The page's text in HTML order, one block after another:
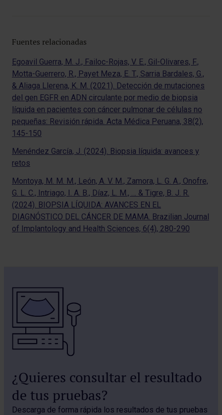
Fuentes relacionadas
Egoavil Guerra, M. J., Failoc-Rojas, V. E., Gil-Olivares, F.,
Motta-Guerrero, R., Payet Meza, E. T., Sarria Bardales, G.,
& Aliaga Llerena, K. M. (2021). Detección de mutaciones
del gen EGFR en ADN circulante por medio de biopsia
líquida en pacientes con cáncer pulmonar de células no
pequeñas: Revisión rápida. Acta Médica Peruana, 38(2),
145-150
Menéndez García, J. (2024). Biopsia líquida: avances y
retos
Montoya, M. M. M., León, A. V. M., Zamora, L. G. A., Onofre,
G. L. C., Intriago, I. A. B., Díaz, L. M., … & Tigre, B. J. R.
(2024). BIOPSIA LÍQUIDA: AVANCES EN EL
DIAGNÓSTICO DEL CÁNCER DE MAMA. Brazilian Journal
of Implantology and Health Sciences, 6(4), 280-290
¿Quieres consultar el resultado
de tus pruebas?
Descarga de forma rápida los resultados de tus pruebas